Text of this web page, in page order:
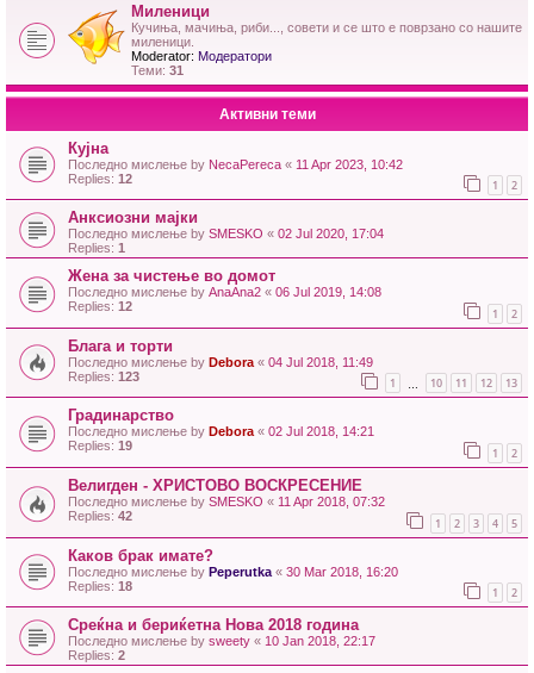
Миленици
Кучиња, мачиња, риби..., совети и се што е поврзано со нашите
миленици.
Moderator: Модератори
Теми: 31
Активни теми
Кујна
Последно мислење by NecaPereca « 11 Apr 2023, 10:42
Replies: 12 1 2
Анксиозни мајки
Последно мислење by SMESKO « 02 Jul 2020, 17:04
Replies: 1
Жена за чистење во домот
Последно мислење by AnaAna2 « 06 Jul 2019, 14:08
Replies: 12 1 2
Блага и торти
Последно мислење by Debora « 04 Jul 2018, 11:49
Replies: 123 1 10 11 12 13
Градинарство
Последно мислење by Debora« 02 Jul 2018, 14:21
Replies: 19 1 2
Велигден - ХРИСТОВО ВОСКРЕСЕНИЕ
Последно мислење by SMESKO « 11 Apr 2018, 07:32
Replies: 42 1 2 3 4 5
Каков брак имате?
Последно мислење by Peperutka « 30 Mar 2018, 16:20
Replies: 18 1 2
Среќна и бериќетна Нова 2018 година
Последно мислење by sweety « 10 Jan 2018, 22:17
Replies: 2